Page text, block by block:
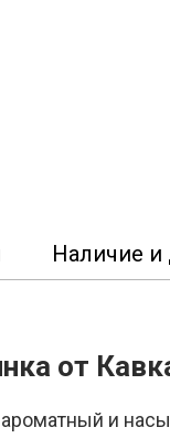
Наличие и
от
ароматный и